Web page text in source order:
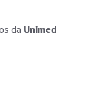
da Unimed